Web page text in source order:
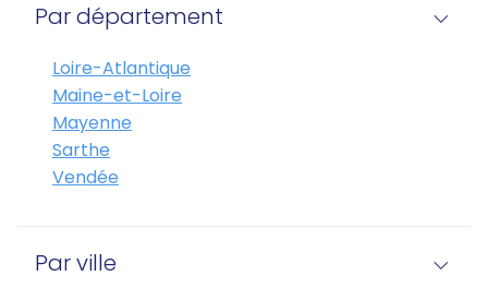
Par département
Loire-Atlantique
Maine-et-Loire
Mayenne
Sarthe
Vendée
Par ville